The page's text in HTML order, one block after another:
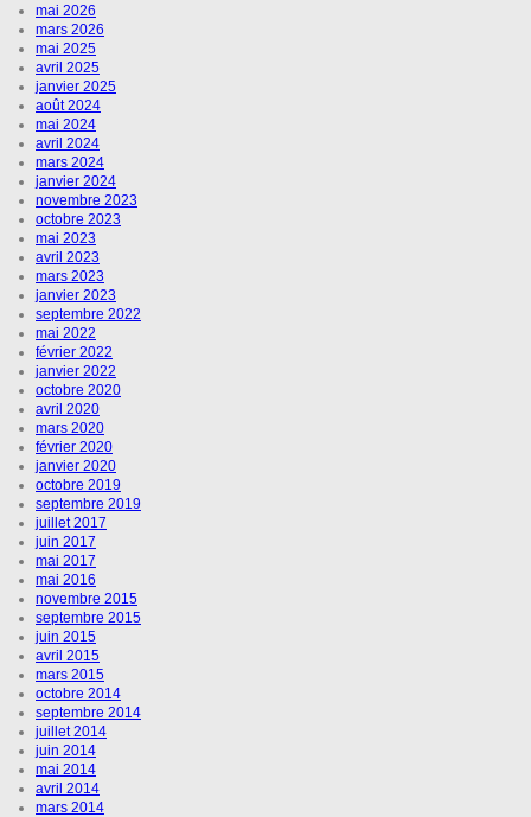
mai 2026
mars 2026
mai 2025
avril 2025
janvier 2025
août 2024
mai 2024
avril 2024
mars 2024
janvier 2024
novembre 2023
octobre 2023
mai 2023
avril 2023
mars 2023
janvier 2023
septembre 2022
mai 2022
février 2022
janvier 2022
octobre 2020
avril 2020
mars 2020
février 2020
janvier 2020
octobre 2019
septembre 2019
juillet 2017
juin 2017
mai 2017
mai 2016
novembre 2015
septembre 2015
juin 2015
avril 2015
mars 2015
octobre 2014
septembre 2014
juillet 2014
juin 2014
mai 2014
avril 2014
mars 2014